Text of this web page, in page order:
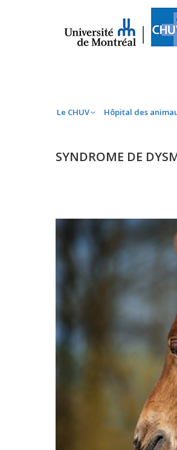
Le CHUV Hôpital des
SYNDROME DE
Le CHUV Hôpital